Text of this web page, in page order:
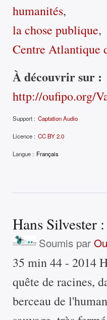
humanités,
la chose publique,
Centre Atlantique
À découvrir sur :
http://oufipo.org/
Support : Captation Audio
Licence : CC BY 2.0
Langue : Français
Hans Silvester
Soumis par
35 min 44 - 2014
quête de racines,
berceau de